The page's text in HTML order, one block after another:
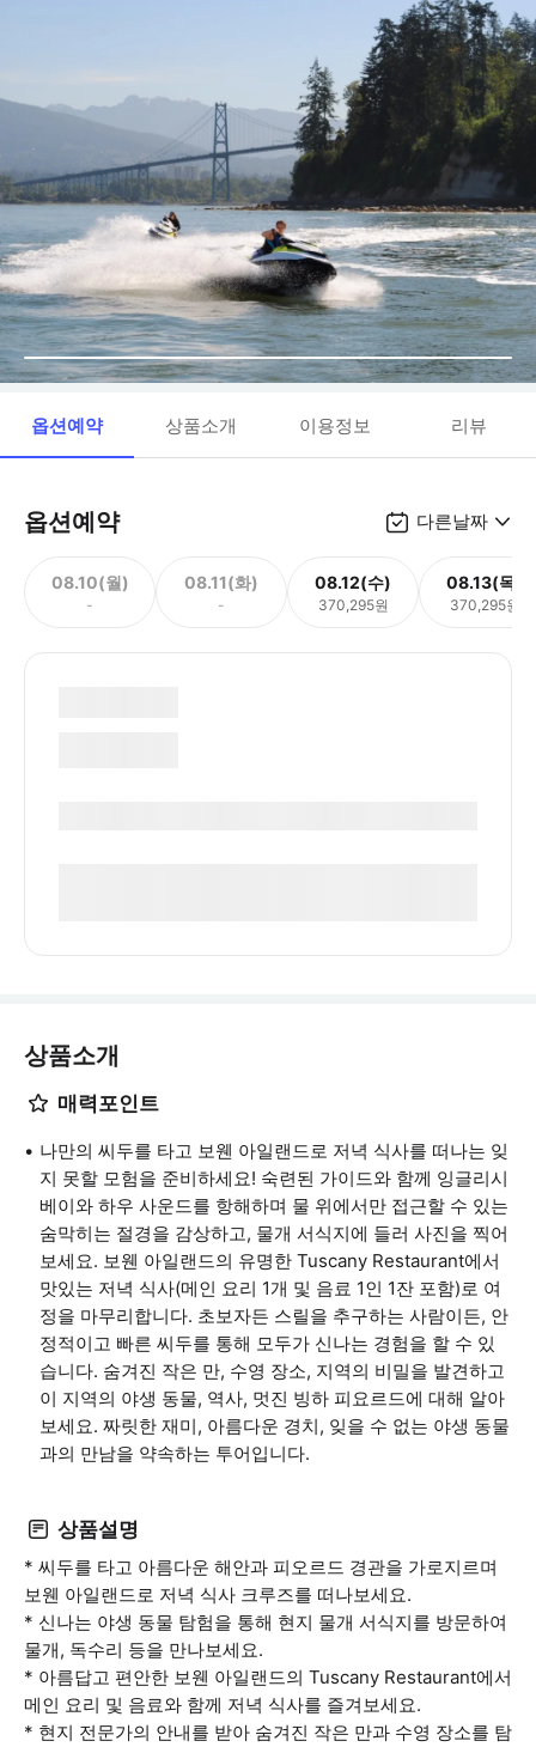
옵션예약 상품소개 이용정보 리뷰
옵션예약 다른날짜
08.10(월)
-
08.11(화)
-
08.12(수)
370,295원
08.13(목)
370,295원
상품소개
매력포인트
나만의 씨두를 타고 보웬 아일랜드로 저녁 식사를 떠나는 잊
지 못할 모험을 준비하세요! 숙련된 가이드와 함께 잉글리시
베이와 하우 사운드를 항해하며 물 위에서만 접근할 수 있는
숨막히는 절경을 감상하고, 물개 서식지에 들러 사진을 찍어
보세요. 보웬 아일랜드의 유명한 Tuscany Restaurant에서
맛있는 저녁 식사(메인 요리 1개 및 음료 1인 1잔 포함)로 여
정을 마무리합니다. 초보자든 스릴을 추구하는 사람이든, 안
정적이고 빠른 씨두를 통해 모두가 신나는 경험을 할 수 있
습니다. 숨겨진 작은 만, 수영 장소, 지역의 비밀을 발견하고
이 지역의 야생 동물, 역사, 멋진 빙하 피요르드에 대해 알아
보세요. 짜릿한 재미, 아름다운 경치, 잊을 수 없는 야생 동물
과의 만남을 약속하는 투어입니다.
상품설명
* 씨두를 타고 아름다운 해안과 피오르드 경관을 가로지르며
보웬 아일랜드로 저녁 식사 크루즈를 떠나보세요.
* 신나는 야생 동물 탐험을 통해 현지 물개 서식지를 방문하여
물개, 독수리 등을 만나보세요.
* 아름답고 편안한 보웬 아일랜드의 Tuscany Restaurant에서
메인 요리 및 음료와 함께 저녁 식사를 즐겨보세요.
* 현지 전문가의 안내를 받아 숨겨진 작은 만과 수영 장소를 탐